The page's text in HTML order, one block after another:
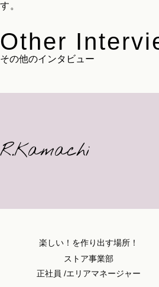
す。
Other
その他のインタビュー
R.Kamachi
楽しい！を作り出す場所！
ストア事業部
正社員 /エリアマネージャー